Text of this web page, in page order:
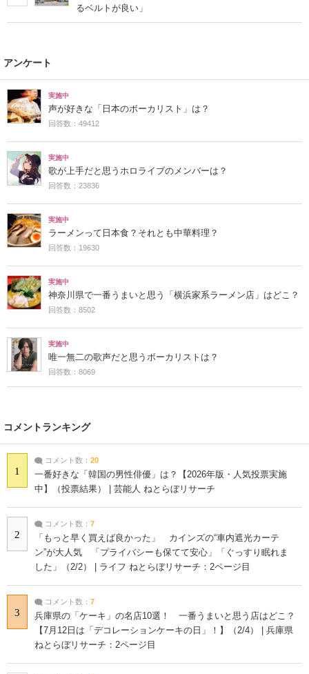
るベルトが良い」
アンケート
実施中
声が好きな「日本のボーカリスト」は？
回答数：49412
実施中
歌が上手だと思うホロライブのメンバーは？
回答数：23836
実施中
ラーメンって日本食？それとも中華料理？
回答数：19630
実施中
神奈川県で一番うまいと思う「横浜家系ラーメン店」はどこ？
回答数：8502
実施中
唯一無二の歌声だと思うボーカリストは？
回答数：8069
コメントランキング
1
コメント数： 20
一番好きな「韓国の男性俳優」は？【2026年版・人気投票実施
中】（投票結果） | 芸能人 ねとらぼリサーチ
2
コメント数： 7
「もっと早く買えば良かった」 カインズの“車内遮光カーテ
ン”が大人気 「プライバシーも保てて安心」「ぐっすり眠れま
した」（2/2） | ライフ ねとらぼリサーチ：2ページ目
3
コメント数： 7
兵庫県の「ケーキ」の名店10選！ 一番うまいと思う店はどこ？
【7月12日は「デコレーションケーキの日」！】（2/4） | 兵庫県
ねとらぼリサーチ：2ページ目